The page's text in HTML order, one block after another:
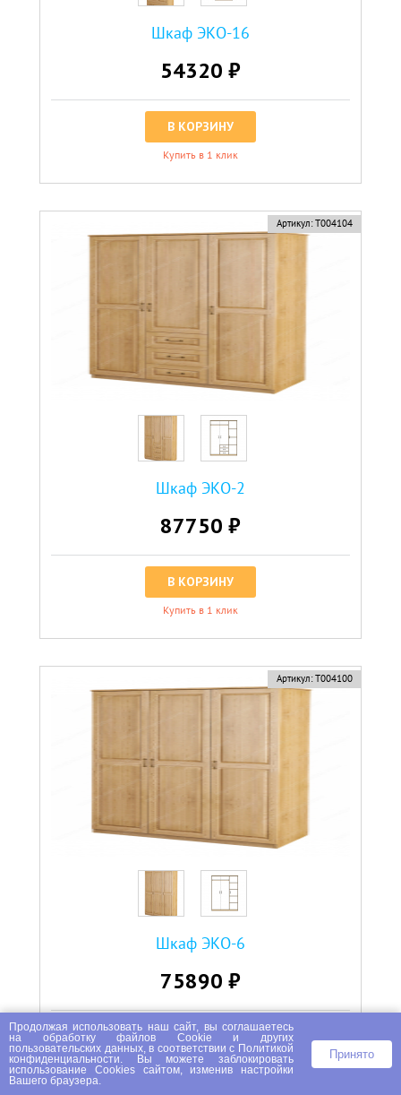
Шкаф ЭКО-16
54320 ₽
В КОРЗИНУ
Купить в 1 клик
Артикул: Т004104
Шкаф ЭКО-2
87750 ₽
В КОРЗИНУ
Купить в 1 клик
Артикул: Т004100
Шкаф ЭКО-6
75890 ₽
В КОРЗИНУ
Купить в 1 клик
Продолжая использовать наш сайт, вы соглашаетесь
на обработку файлов Сookie и других
пользовательских данных, в соответствии с Политикой
конфиденциальности . Вы можете заблокировать
использование Cookies сайтом, изменив настройки
Вашего браузера.
Принято